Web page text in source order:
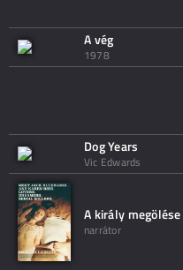
A vég
1978
Dog Years
Vic Edwards
A király megölése
narrátor